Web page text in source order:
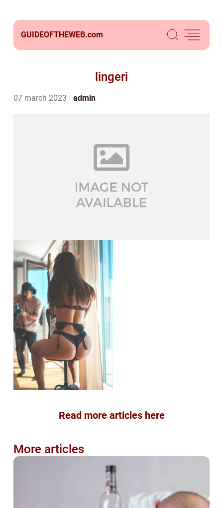
GUIDEOFTHEWEB.com
lingeri
07 march 2023 admin
Read more articles here
More articles